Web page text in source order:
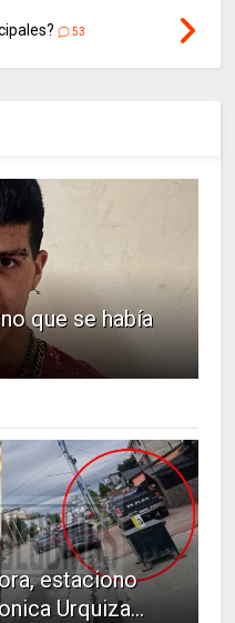
53
que se había
estaciono
Urquiza...